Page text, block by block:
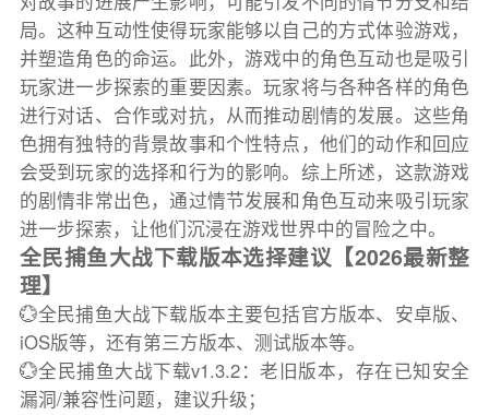
局。这种互动性使得玩家能够以自己的方式体验游戏，
并塑造角色的命运。此外，游戏中的角色互动也是吸引
玩家进一步探索的重要因素。玩家将与各种各样的角色
进行对话、合作或对抗，从而推动剧情的发展。这些角
色拥有独特的背景故事和个性特点，他们的动作和回应
会受到玩家的选择和行为的影响。综上所述，这款游戏
的剧情非常出色，通过情节发展和角色互动来吸引玩家
进一步探索，让他们沉浸在游戏世界中的冒险之中。
全民捕鱼大战下载版本选择建议【2026最新整
理】
💮全民捕鱼大战下载版本主要包括官方版本、安卓版、
iOS版等，还有第三方版本、测试版本等。
💮全民捕鱼大战下载v1.3.2：老旧版本，存在已知安全
漏洞/兼容性问题，建议升级；